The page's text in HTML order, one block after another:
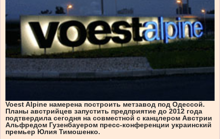
Voest Alpine намерена построить метзавод под Одессой.
Планы австрийцев запустить предприятие до 2012 года
подтвердила сегодня на совместной с канцлером Австрии
Альфредом Гузенбауером пресс-конференции украинский
премьер Юлия Тимошенко.